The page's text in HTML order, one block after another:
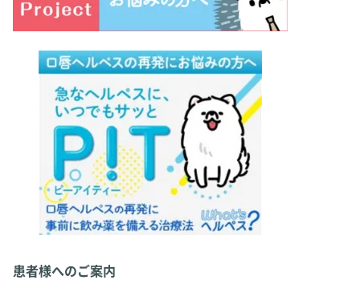
患者様へのご案内